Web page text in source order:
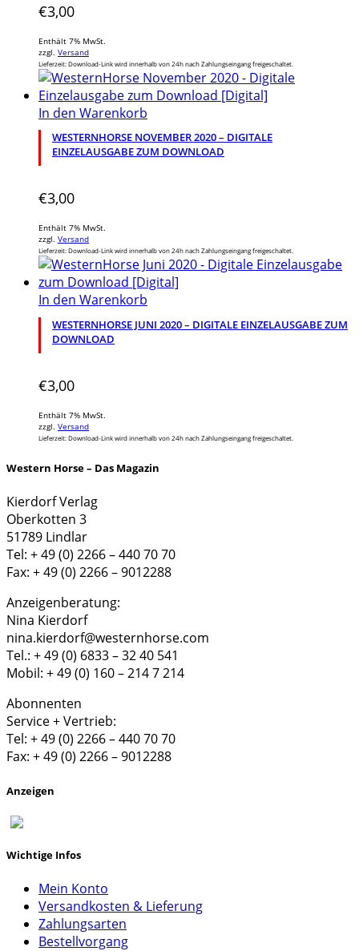
€3,00
Enthält 7% MwSt.
zzgl. Versand
Lieferzeit: Download-Link wird innerhalb von 24h nach Zahlungseingang freigeschaltet.
In den Warenkorb
WESTERNHORSE NOVEMBER 2020 – DIGITALE
EINZELAUSGABE ZUM DOWNLOAD
€3,00
Enthält 7% MwSt.
zzgl. Versand
Lieferzeit: Download-Link wird innerhalb von 24h nach Zahlungseingang freigeschaltet.
In den Warenkorb
WESTERNHORSE JUNI 2020 – DIGITALE EINZELAUSGABE ZUM
DOWNLOAD
€3,00
Enthält 7% MwSt.
zzgl. Versand
Lieferzeit: Download-Link wird innerhalb von 24h nach Zahlungseingang freigeschaltet.
Western Horse – Das Magazin
Kierdorf Verlag
Oberkotten 3
51789 Lindlar
Tel: + 49 (0) 2266 – 440 70 70
Fax: + 49 (0) 2266 – 9012288
Anzeigenberatung:
Nina Kierdorf
nina.kierdorf@westernhorse.com
Tel.: + 49 (0) 6833 – 32 40 541
Mobil: + 49 (0) 160 – 214 7 214
Abonnenten
Service + Vertrieb:
Tel: + 49 (0) 2266 – 440 70 70
Fax: + 49 (0) 2266 – 9012288
Anzeigen
Wichtige Infos
Mein Konto
Versandkosten & Lieferung
Zahlungsarten
Bestellvorgang